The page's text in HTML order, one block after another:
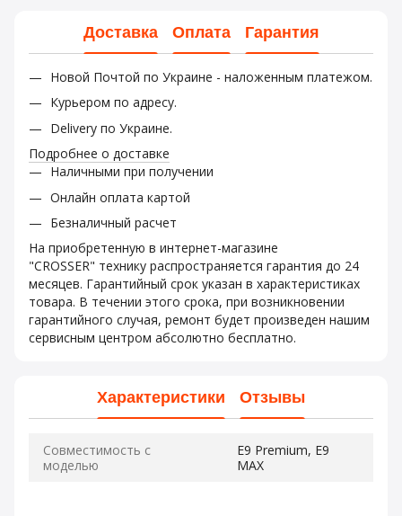
Доставка Оплата Гарантия
Новой Почтой по Украине - наложенным платежом.
Курьером по адресу.
Delivery по Украине.
Подробнее о доставке
Наличными при получении
Онлайн оплата картой
Безналичный расчет
На приобретенную в интернет-магазине
"CROSSER" технику распространяется гарантия до 24
месяцев. Гарантийный срок указан в характеристиках
товара. В течении этого срока, при возникновении
гарантийного случая, ремонт будет произведен нашим
сервисным центром абсолютно бесплатно.
Характеристики Отзывы
Совместимость с
моделью
E9 Premium, E9
MAX